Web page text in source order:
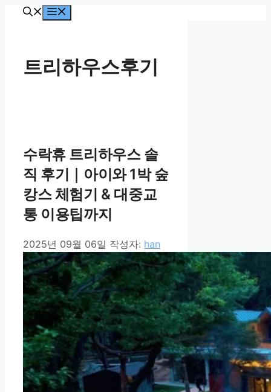
트리하우스후기
수락휴 트리하우스 솔
직 후기｜아이와 1박 숲
캉스 체험기 & 대중교
통 이용팁까지
2025년 09월 06일 작성자: han